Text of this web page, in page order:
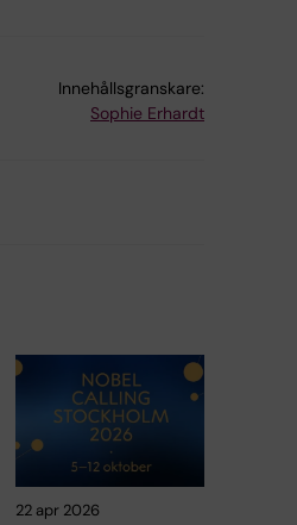
Innehållsgranskare:
Sophie Erhardt
22 apr 2026